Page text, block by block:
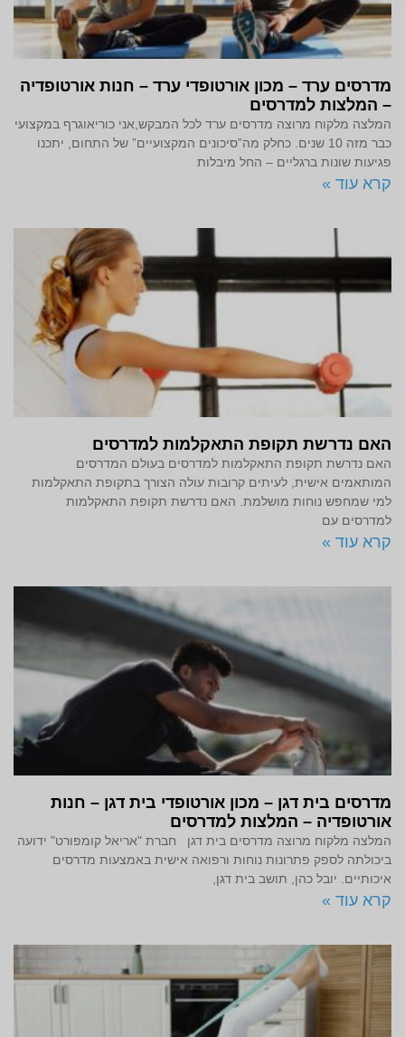
מדרסים ערד – מכון אורטופדי ערד – חנות אורטופדיה
– המלצות למדרסים
המלצה מלקוח מרוצה מדרסים ערד לכל המבקש,אני כוריאוגרף במקצועי
כבר מזה 10 שנים. כחלק מה”סיכונים המקצועיים” של התחום, יתכנו
פגיעות שונות ברגליים – החל מיבלות
קרא עוד »
האם נדרשת תקופת התאקלמות למדרסים
האם נדרשת תקופת התאקלמות למדרסים בעולם המדרסים
המותאמים אישית, לעיתים קרובות עולה הצורך בתקופת התאקלמות
למי שמחפש נוחות מושלמת. האם נדרשת תקופת התאקלמות
למדרסים עם
קרא עוד »
מדרסים בית דגן – מכון אורטופדי בית דגן – חנות
אורטופדיה – המלצות למדרסים
המלצה מלקוח מרוצה מדרסים בית דגן חברת "אריאל קומפורט" ידועה
ביכולתה לספק פתרונות נוחות ורפואה אישית באמצעות מדרסים
איכותיים. יובל כהן, תושב בית דגן,
קרא עוד »